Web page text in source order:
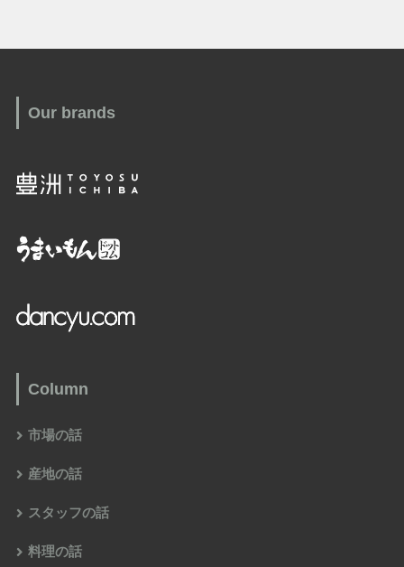
Our brands
Column
市場の話
産地の話
スタッフの話
料理の話